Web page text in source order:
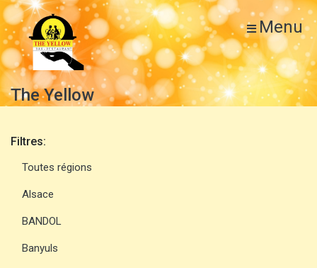
Menu
The Yellow
Filtres:
Toutes régions
Alsace
BANDOL
Banyuls